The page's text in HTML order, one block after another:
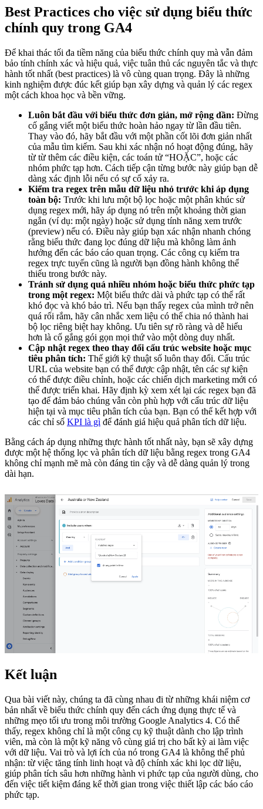
Best Practices cho việc sử dụng biểu thức
chính quy trong GA4
Để khai thác tối đa tiềm năng của biểu thức chính quy mà vẫn đảm
bảo tính chính xác và hiệu quả, việc tuân thủ các nguyên tắc và thực
hành tốt nhất (best practices) là vô cùng quan trọng. Đây là những
kinh nghiệm được đúc kết giúp bạn xây dựng và quản lý các regex
một cách khoa học và bền vững.
Luôn bắt đầu với biểu thức đơn giản, mở rộng dần: Đừng
cố gắng viết một biểu thức hoàn hảo ngay từ lần đầu tiên.
Thay vào đó, hãy bắt đầu với một phần cốt lõi đơn giản nhất
của mẫu tìm kiếm. Sau khi xác nhận nó hoạt động đúng, hãy
từ từ thêm các điều kiện, các toán tử “HOẶC”, hoặc các
nhóm phức tạp hơn. Cách tiếp cận từng bước này giúp bạn dễ
dàng xác định lỗi nếu có sự cố xảy ra.
Kiểm tra regex trên mẫu dữ liệu nhỏ trước khi áp dụng
toàn bộ: Trước khi lưu một bộ lọc hoặc một phân khúc sử
dụng regex mới, hãy áp dụng nó trên một khoảng thời gian
ngắn (ví dụ: một ngày) hoặc sử dụng tính năng xem trước
(preview) nếu có. Điều này giúp bạn xác nhận nhanh chóng
rằng biểu thức đang lọc đúng dữ liệu mà không làm ảnh
hưởng đến các báo cáo quan trọng. Các công cụ kiểm tra
regex trực tuyến cũng là người bạn đồng hành không thể
thiếu trong bước này.
Tránh sử dụng quá nhiều nhóm hoặc biểu thức phức tạp
trong một regex: Một biểu thức dài và phức tạp có thể rất
khó đọc và khó bảo trì. Nếu bạn thấy regex của mình trở nên
quá rối rắm, hãy cân nhắc xem liệu có thể chia nó thành hai
bộ lọc riêng biệt hay không. Ưu tiên sự rõ ràng và dễ hiểu
hơn là cố gắng gói gọn mọi thứ vào một dòng duy nhất.
Cập nhật regex theo thay đổi cấu trúc website hoặc mục
tiêu phân tích: Thế giới kỹ thuật số luôn thay đổi. Cấu trúc
URL của website bạn có thể được cập nhật, tên các sự kiện
có thể được điều chỉnh, hoặc các chiến dịch marketing mới có
thể được triển khai. Hãy định kỳ xem xét lại các regex bạn đã
tạo để đảm bảo chúng vẫn còn phù hợp với cấu trúc dữ liệu
hiện tại và mục tiêu phân tích của bạn. Bạn có thể kết hợp với
các chỉ số KPI là gì để đánh giá hiệu quả phân tích dữ liệu.
Bằng cách áp dụng những thực hành tốt nhất này, bạn sẽ xây dựng
được một hệ thống lọc và phân tích dữ liệu bằng regex trong GA4
không chỉ mạnh mẽ mà còn đáng tin cậy và dễ dàng quản lý trong
dài hạn.
Kết luận
Qua bài viết này, chúng ta đã cùng nhau đi từ những khái niệm cơ
bản nhất về biểu thức chính quy đến cách ứng dụng thực tế và
những mẹo tối ưu trong môi trường Google Analytics 4. Có thể
thấy, regex không chỉ là một công cụ kỹ thuật dành cho lập trình
viên, mà còn là một kỹ năng vô cùng giá trị cho bất kỳ ai làm việc
với dữ liệu. Vai trò và lợi ích của nó trong GA4 là không thể phủ
nhận: từ việc tăng tính linh hoạt và độ chính xác khi lọc dữ liệu,
giúp phân tích sâu hơn những hành vi phức tạp của người dùng, cho
đến việc tiết kiệm đáng kể thời gian trong việc thiết lập các báo cáo
phức tạp.